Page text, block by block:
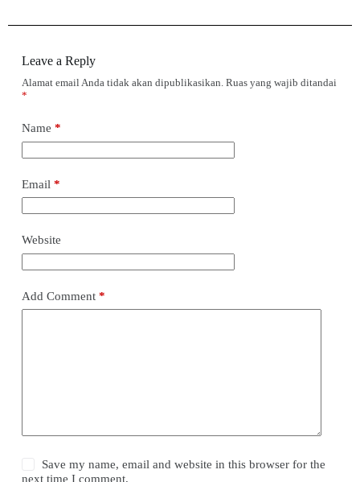
Leave a Reply
Alamat email Anda tidak akan dipublikasikan. Ruas yang wajib ditandai
*
Name *
Email *
Website
Add Comment*
Save my name, email and website in this browser for the
next time I comment.